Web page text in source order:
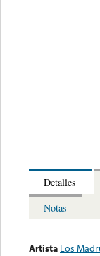
Detalles
Notas
Artista Los